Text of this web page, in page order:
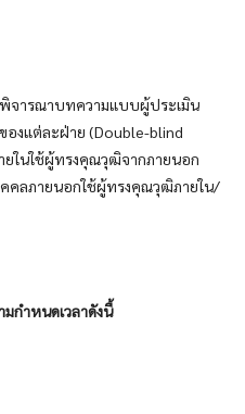
ารณาบทความแบบผู้ประเมิน
งแต่ละฝ่าย (Double-blind
ยในใช้ผู้ทรงคุณวุฒิจากภายนอก
คลภายนอกใช้ผู้ทรงคุณวุฒิภายใน/
กำหนดเวลาดังนี้